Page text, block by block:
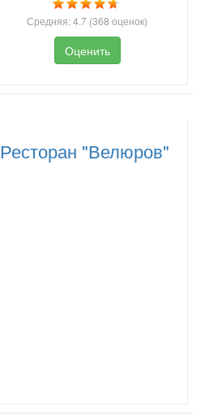
Средняя:4.7 (368 оценок)
Оценить
Ресторан "Велюров"